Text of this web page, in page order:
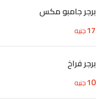
برجر جامبو مكس
17جنيه
برجر فراخ
10جنيه